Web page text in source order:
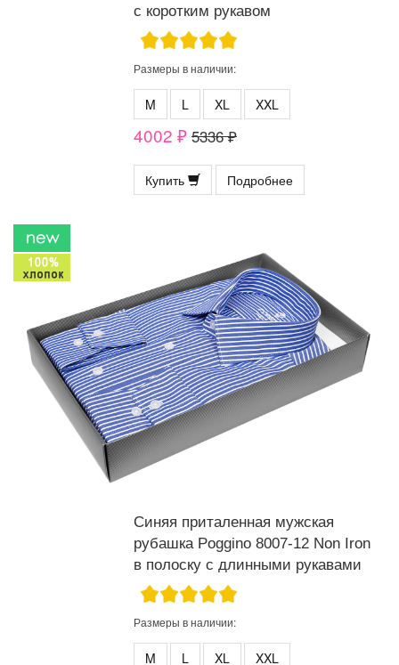
с коротким рукавом
Размеры в наличии:
M L XL XXL
4002 ₽ 5336 ₽
Купить Подробнее
Синяя приталенная мужская
рубашка Poggino 8007-12 Non Iron
в полоску с длинными рукавами
Размеры в наличии:
M L XL XXL